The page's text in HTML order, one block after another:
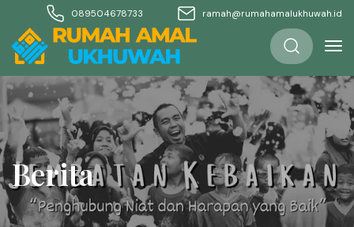
089504678733 ramah@rumahamalukhuwah.id
Berita